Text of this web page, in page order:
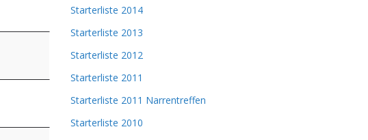
Starterliste 2014
Starterliste 2013
Starterliste 2012
Starterliste 2011
Starterliste 2011 Narrentreffen
Starterliste 2010